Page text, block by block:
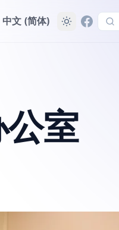
中文 (简体)
室